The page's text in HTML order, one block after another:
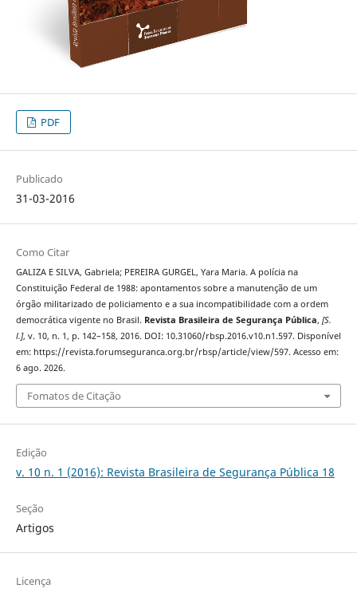
PDF
Publicado
31-03-2016
Como Citar
GALIZA E SILVA, Gabriela; PEREIRA GURGEL, Yara Maria. A polícia na
Constituição Federal de 1988: apontamentos sobre a manutenção de um
órgão militarizado de policiamento e a sua incompatibilidade com a ordem
democrática vigente no Brasil. Revista Brasileira de Segurança Pública, [S.
l.], v. 10, n. 1, p. 142–158, 2016. DOI: 10.31060/rbsp.2016.v10.n1.597. Disponível
em: https://revista.forumseguranca.org.br/rbsp/article/view/597. Acesso em:
6 ago. 2026.
Fomatos de Citação
Edição
v. 10 n. 1 (2016): Revista Brasileira de Segurança Pública 18
Seção
Artigos
Licença